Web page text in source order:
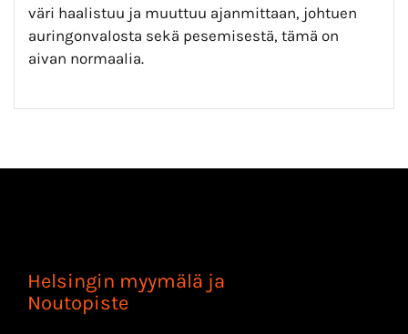
väri haalistuu ja muuttuu ajanmittaan, johtuen
auringonvalosta sekä pesemisestä, tämä on
aivan normaalia.
Helsingin myymälä ja
Noutopiste